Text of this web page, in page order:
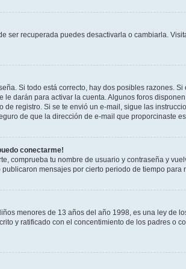
ser recuperada puedes desactivarla o cambiarla.
Si todo está correcto, hay dos posibles razones.
darán para activar la cuenta. Algunos foros
registro. Si se te envió un e-mail, sigue las
de que la dirección de e-mail que proporcinaste
conectarme!
comprueba tu nombre de usuario y contraseña y
mensajes por cierto periodo de tiempo
menores de 13 años del año 1998, es una ley
y ratificado con el concentimiento de los padres